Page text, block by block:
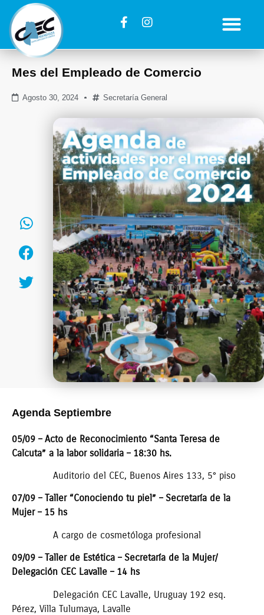
Mes del Empleado de Comercio
Agosto 30, 2024 Secretaría General
Agenda Septiembre
05/09 – Acto de Reconocimiento “Santa Teresa de
Calcuta” a la labor solidaria – 18:30 hs.
Auditorio del CEC, Buenos Aires 133, 5° piso
07/09 – Taller “Conociendo tu piel” – Secretaría de la
Mujer – 15 hs
A cargo de cosmetóloga profesional
09/09 – Taller de Estética – Secretaría de la Mujer/
Delegación CEC Lavalle – 14 hs
Delegación CEC Lavalle, Uruguay 192 esq.
Pérez, Villa Tulumaya, Lavalle